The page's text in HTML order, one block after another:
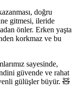
doğru
gitmesi, ileride
önler. Erken yaşta
korkmaz ve bu
sayesinde,
güvende ve rahat
gülüşler büyür. 🧸